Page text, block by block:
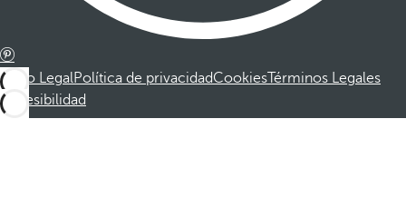
Aviso LegalPolítica de privacidadCookiesTérminos Legales
Accesibilidad